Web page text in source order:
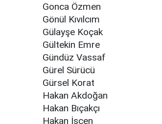
Gonca Özmen
Gönül Kıvılcım
Gülayşe Koçak
Gültekin Emre
Gündüz Vassaf
Gürel Sürücü
Gürsel Korat
Hakan Akdoğan
Hakan Bıçakçı
Hakan İşcen